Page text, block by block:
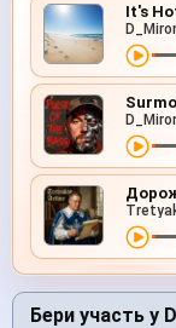
It's
Бери участь у